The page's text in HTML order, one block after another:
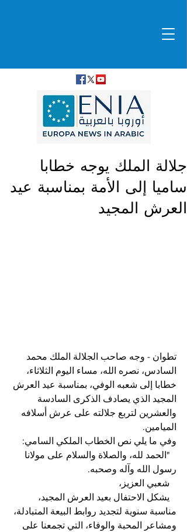
جلالة الملك يوجه خطابا
ساميا إلى الأمة بمناسبة عيد
العرش المجيد
تطوان - وجه صاحب الجلالة الملك محمد
السادس، نصره الله، مساء اليوم الثلاثاء،
خطابا إلى شعبه الوفي، بمناسبة عيد العرش
المجيد الذي يصادف الذكرى السادسة
والعشرين لتربع جلالته على عرش أسلافه
الميامين.
وفي ما يلي نص الخطاب الملكي السامي:
"الحمد لله، والصلاة والسلام على مولانا
رسول الله وآله وصحبه.
شعبي العزيز،
يشكل الاحتفال بعيد العرش المجيد،
مناسبة سنوية لتجديد روابط البيعة المتبادلة،
ومشاعر المحبة والوفاء، التي تجمعنا على